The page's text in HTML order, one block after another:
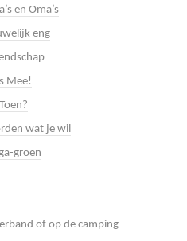
en Oma’s
eng
Mee!
wat je wil
groen
of op de camping